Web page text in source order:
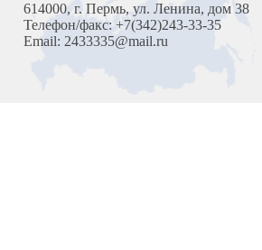
614000, г. Пермь, ул. Ленина, дом 38
Телефон/факс: +7(342)243-33-35
Email: 2433335@mail.ru